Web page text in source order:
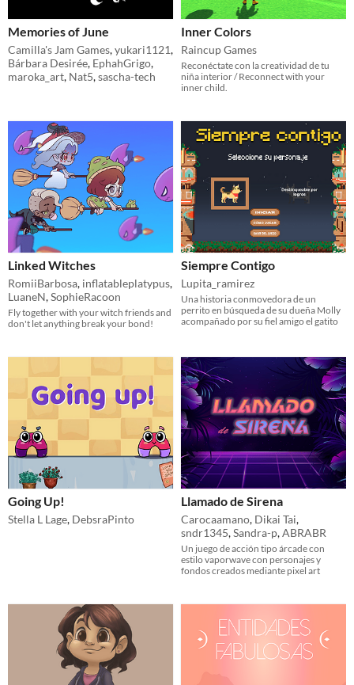
Memories of June
Camilla's Jam Games,yukari1121,
Bárbara Desirée, EphahGrigo,
maroka_art, Nat5,sascha-tech
Inner Colors
Raincup Games
Reconéctate con la creatividad de tu
niña interior / Reconnect with your
inner child.
Linked Witches
RomiiBarbosa, inflatableplatypus,
LuaneN,SophieRacoon
Fly together with your witch friends and
don't let anything break your bond!
Siempre Contigo
Lupita_ramirez
Una historia conmovedora de un
perrito en búsqueda de su dueña Molly
acompañado por su fiel amigo el gatito
Going Up!
Stella L Lage, DebsraPinto
Llamado de Sirena
Carocaamano, Dikai Tai,
sndr1345,Sandra-p,ABRABR
Un juego de acción tipo árcade con
estilo vaporwave con personajes y
fondos creados mediante pixel art